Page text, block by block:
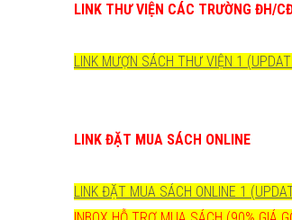
LINK THƯ VIỆN CÁC TRƯỜNG ĐH/
LINK MƯỢN SÁCH THƯ VIỆN 1
LINK ĐẶT MUA SÁCH ONLINE
LINK ĐẶT MUA SÁCH ONLINE 1